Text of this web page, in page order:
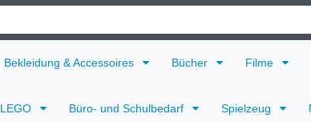
Bekleidung & Accessoires Bücher Filme
LEGO Büro- und Schulbedarf Spielzeug